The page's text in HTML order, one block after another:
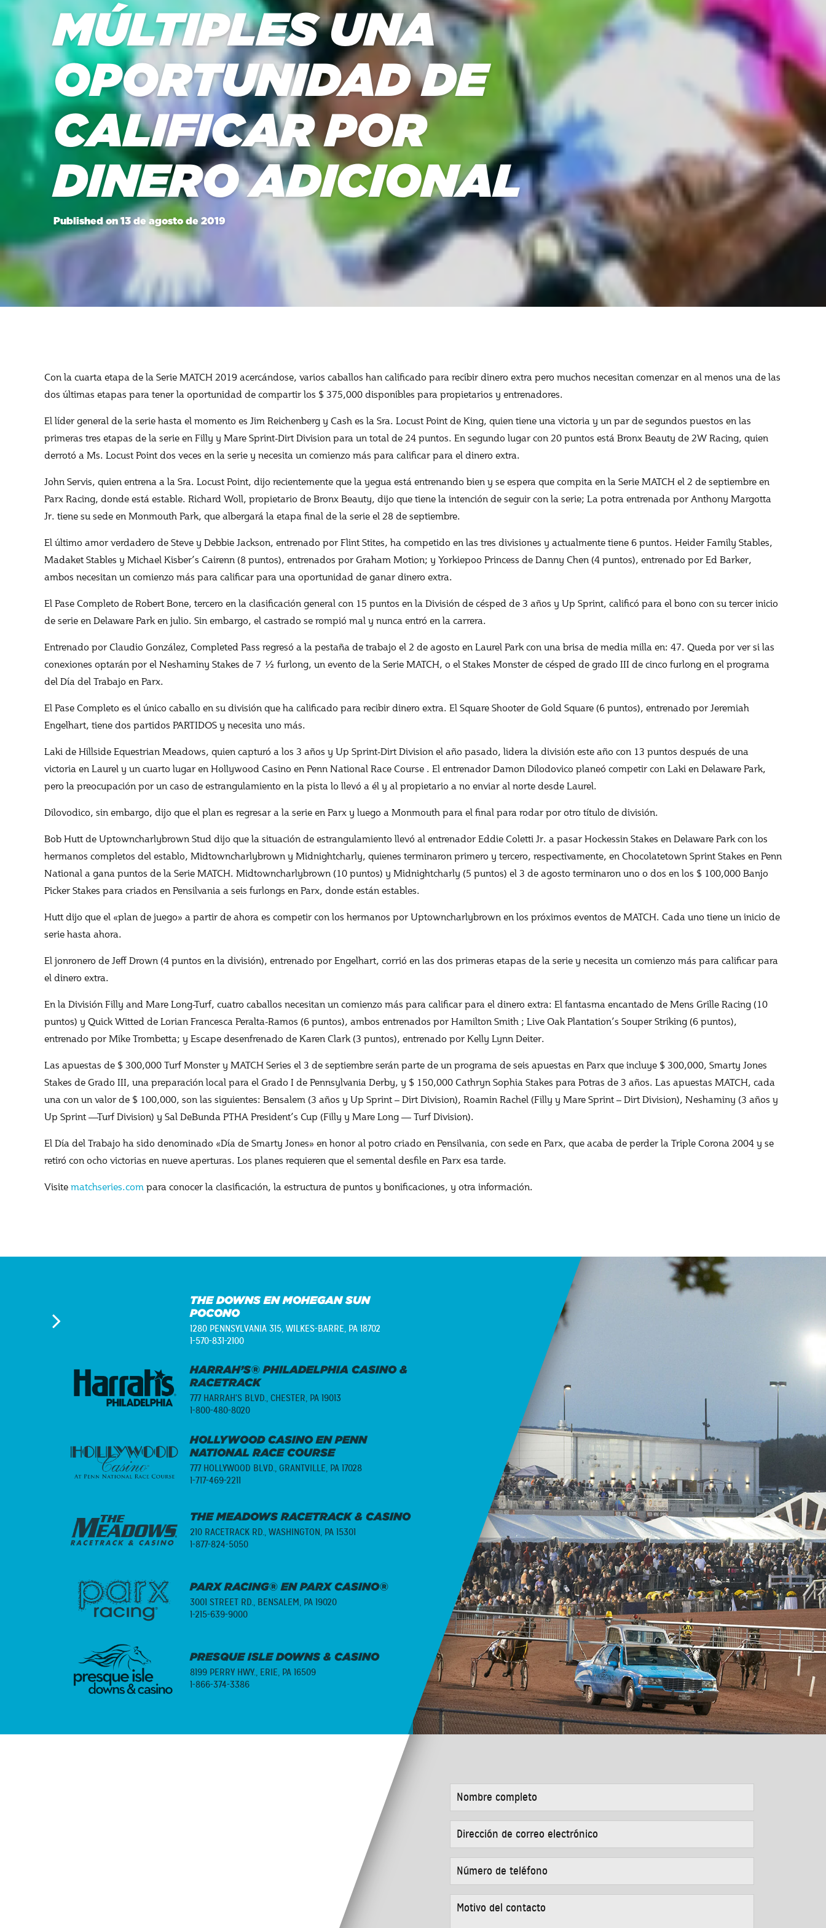
MÚLTIPLES UNA
OPORTUNIDAD DE
CALIFICAR POR
DINERO ADICIONAL
Published on 13 de agosto de 2019
Con la cuarta etapa de la Serie MATCH 2019 acercándose, varios caballos han calificado para recibir dinero extra pero muchos necesitan comenzar en al menos una de las
dos últimas etapas para tener la oportunidad de compartir los $ 375,000 disponibles para propietarios y entrenadores.
El líder general de la serie hasta el momento es Jim Reichenberg y Cash es la Sra. Locust Point de King, quien tiene una victoria y un par de segundos puestos en las
primeras tres etapas de la serie en Filly y Mare Sprint-Dirt Division para un total de 24 puntos. En segundo lugar con 20 puntos está Bronx Beauty de 2W Racing, quien
derrotó a Ms. Locust Point dos veces en la serie y necesita un comienzo más para calificar para el dinero extra.
John Servis, quien entrena a la Sra. Locust Point, dijo recientemente que la yegua está entrenando bien y se espera que compita en la Serie MATCH el 2 de septiembre en
Parx Racing, donde está estable. Richard Woll, propietario de Bronx Beauty, dijo que tiene la intención de seguir con la serie; La potra entrenada por Anthony Margotta
Jr. tiene su sede en Monmouth Park, que albergará la etapa final de la serie el 28 de septiembre.
El último amor verdadero de Steve y Debbie Jackson, entrenado por Flint Stites, ha competido en las tres divisiones y actualmente tiene 6 puntos. Heider Family Stables,
Madaket Stables y Michael Kisber’s Cairenn (8 puntos), entrenados por Graham Motion; y Yorkiepoo Princess de Danny Chen (4 puntos), entrenado por Ed Barker,
ambos necesitan un comienzo más para calificar para una oportunidad de ganar dinero extra.
El Pase Completo de Robert Bone, tercero en la clasificación general con 15 puntos en la División de césped de 3 años y Up Sprint, calificó para el bono con su tercer inicio
de serie en Delaware Park en julio. Sin embargo, el castrado se rompió mal y nunca entró en la carrera.
Entrenado por Claudio González, Completed Pass regresó a la pestaña de trabajo el 2 de agosto en Laurel Park con una brisa de media milla en: 47. Queda por ver si las
conexiones optarán por el Neshaminy Stakes de 7 ½ furlong, un evento de la Serie MATCH, o el Stakes Monster de césped de grado III de cinco furlong en el programa
del Día del Trabajo en Parx.
El Pase Completo es el único caballo en su división que ha calificado para recibir dinero extra. El Square Shooter de Gold Square (6 puntos), entrenado por Jeremiah
Engelhart, tiene dos partidos PARTIDOS y necesita uno más.
Laki de Hillside Equestrian Meadows, quien capturó a los 3 años y Up Sprint-Dirt Division el año pasado, lidera la división este año con 13 puntos después de una
victoria en Laurel y un cuarto lugar en Hollywood Casino en Penn National Race Course . El entrenador Damon Dilodovico planeó competir con Laki en Delaware Park,
pero la preocupación por un caso de estrangulamiento en la pista lo llevó a él y al propietario a no enviar al norte desde Laurel.
Dilovodico, sin embargo, dijo que el plan es regresar a la serie en Parx y luego a Monmouth para el final para rodar por otro título de división.
Bob Hutt de Uptowncharlybrown Stud dijo que la situación de estrangulamiento llevó al entrenador Eddie Coletti Jr. a pasar Hockessin Stakes en Delaware Park con los
hermanos completos del establo, Midtowncharlybrown y Midnightcharly, quienes terminaron primero y tercero, respectivamente, en Chocolatetown Sprint Stakes en Penn
National a gana puntos de la Serie MATCH. Midtowncharlybrown (10 puntos) y Midnightcharly (5 puntos) el 3 de agosto terminaron uno o dos en los $ 100,000 Banjo
Picker Stakes para criados en Pensilvania a seis furlongs en Parx, donde están estables.
Hutt dijo que el «plan de juego» a partir de ahora es competir con los hermanos por Uptowncharlybrown en los próximos eventos de MATCH. Cada uno tiene un inicio de
serie hasta ahora.
El jonronero de Jeff Drown (4 puntos en la división), entrenado por Engelhart, corrió en las dos primeras etapas de la serie y necesita un comienzo más para calificar para
el dinero extra.
En la División Filly and Mare Long-Turf, cuatro caballos necesitan un comienzo más para calificar para el dinero extra: El fantasma encantado de Mens Grille Racing (10
puntos) y Quick Witted de Lorian Francesca Peralta-Ramos (6 puntos), ambos entrenados por Hamilton Smith ; Live Oak Plantation’s Souper Striking (6 puntos),
entrenado por Mike Trombetta; y Escape desenfrenado de Karen Clark (3 puntos), entrenado por Kelly Lynn Deiter.
Las apuestas de $ 300,000 Turf Monster y MATCH Series el 3 de septiembre serán parte de un programa de seis apuestas en Parx que incluye $ 300,000, Smarty Jones
Stakes de Grado III, una preparación local para el Grado I de Pennsylvania Derby, y $ 150,000 Cathryn Sophia Stakes para Potras de 3 años. Las apuestas MATCH, cada
una con un valor de $ 100,000, son las siguientes: Bensalem (3 años y Up Sprint – Dirt Division), Roamin Rachel (Filly y Mare Sprint – Dirt Division), Neshaminy (3 años y
Up Sprint —Turf Division) y Sal DeBunda PTHA President’s Cup (Filly y Mare Long — Turf Division).
El Día del Trabajo ha sido denominado «Día de Smarty Jones» en honor al potro criado en Pensilvania, con sede en Parx, que acaba de perder la Triple Corona 2004 y se
retiró con ocho victorias en nueve aperturas. Los planes requieren que el semental desfile en Parx esa tarde.
Visitematchseries.com para conocer la clasificación, la estructura de puntos y bonificaciones, y otra información.
THE DOWNS EN MOHEGAN SUN
POCONO
1280 PENNSYLVANIA 315, WILKES-BARRE, PA 18702
1-570-831-2100
HARRAH’S® PHILADELPHIA CASINO &
RACETRACK
777 HARRAH'S BLVD., CHESTER, PA 19013
1-800-480-8020
HOLLYWOOD CASINO EN PENN
NATIONAL RACE COURSE
777 HOLLYWOOD BLVD., GRANTVILLE, PA 17028
1-717-469-2211
THE MEADOWS RACETRACK & CASINO
210 RACETRACK RD., WASHINGTON, PA 15301
1-877-824-5050
PARX RACING® EN PARX CASINO®
3001 STREET RD., BENSALEM, PA 19020
1-215-639-9000
PRESQUE ISLE DOWNS & CASINO
8199 PERRY HWY., ERIE, PA 16509
1-866-374-3386
COMPLETO *
DIRECCIÓN
DE
CORREO
ELECTRÓNICO
*
NÚMERO
DE
TELÉFONO *
DEL